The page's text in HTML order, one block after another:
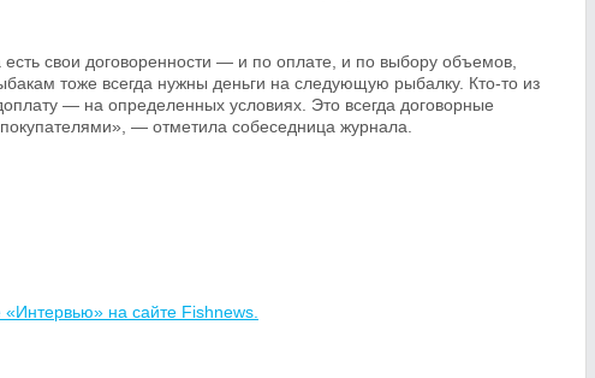
есть свои договоренности — и по оплате, и по выбору объемов,
тоже всегда нужны деньги на следующую рыбалку. Кто-то из
— на определенных условиях. Это всегда договорные
— отметила собеседница журнала.
«Интервью» на сайте Fishnews.